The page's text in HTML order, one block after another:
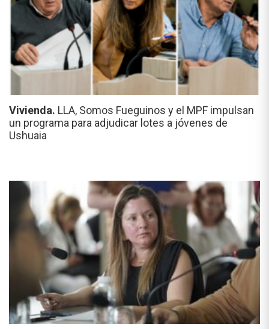
Vivienda. LLA, Somos Fueguinos y el MPF impulsan
un programa para adjudicar lotes a jóvenes de
Ushuaia